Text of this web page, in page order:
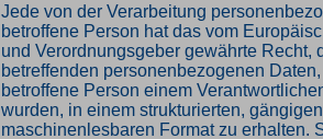
Jede von der Verarbeitung
betroffene Person hat das vom
und Verordnungsgeber gewährte Recht,
betreffenden personenbezogenen
betroffene Person einem
wurden, in einem strukturierten,
maschinenlesbaren Format zu erhalten.